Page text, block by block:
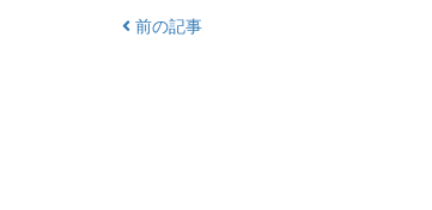
前の記事